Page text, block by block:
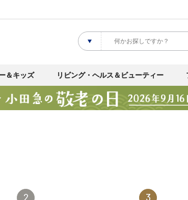
＆キッズ リビング・ヘルス＆ビューティー
2 3